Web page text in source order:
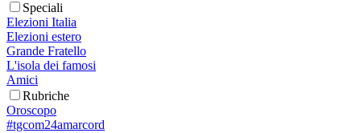
Speciali
Elezioni Italia
Elezioni estero
Grande Fratello
L'isola dei famosi
Amici
Rubriche
Oroscopo
#tgcom24amarcord